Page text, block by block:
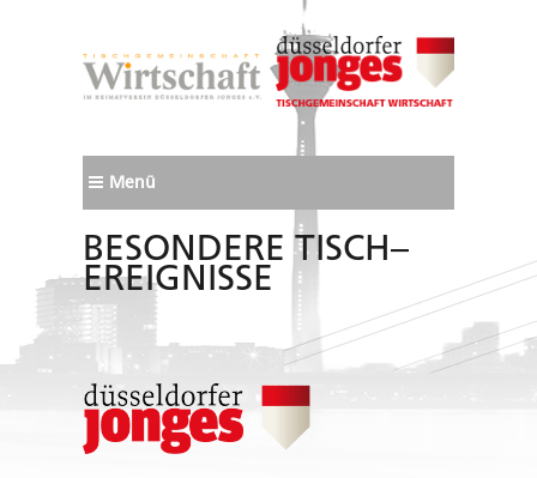
Menü
BESONDERE TISCH–
EREIGNISSE